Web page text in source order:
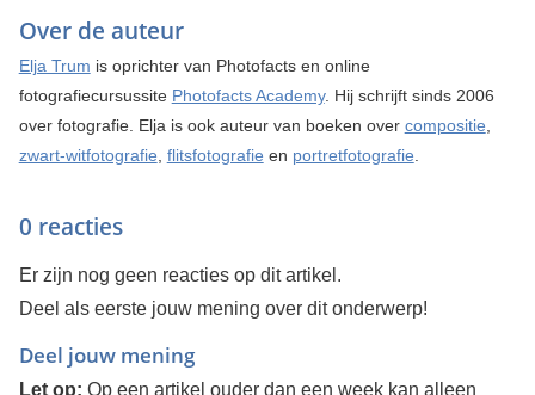
Over de auteur
Elja Trum is oprichter van Photofacts en online
fotografiecursussite Photofacts Academy. Hij schrijft sinds 2006
over fotografie. Elja is ook auteur van boeken over compositie
zwart-witfotografie flitsfotografie en portretfotografie
0 reacties
Er zijn nog geen reacties op dit artikel.
Deel als eerste jouw mening over dit onderwerp!
Deel jouw mening
Let op: Op een artikel ouder dan een week kan alleen